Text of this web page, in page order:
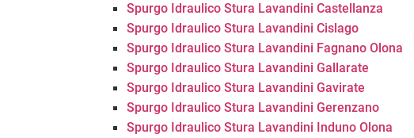
Spurgo Idraulico Stura Lavandini Castellanza
Spurgo Idraulico Stura Lavandini Cislago
Spurgo Idraulico Stura Lavandini Fagnano Olona
Spurgo Idraulico Stura Lavandini Gallarate
Spurgo Idraulico Stura Lavandini Gavirate
Spurgo Idraulico Stura Lavandini Gerenzano
Spurgo Idraulico Stura Lavandini Induno Olona